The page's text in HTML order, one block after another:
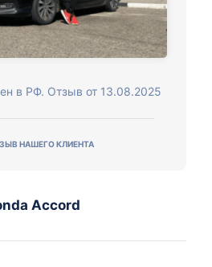
в РФ. Отзыв от 13.08.2025
НАШЕГО КЛИЕНТА
Accord